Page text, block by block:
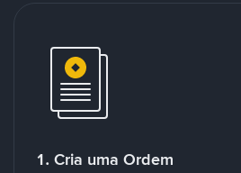
1. Cria uma Ordem